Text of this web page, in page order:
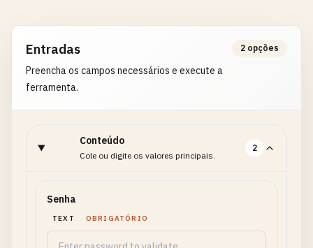
Entradas
Preencha os campos necessários e execute a
ferramenta.
2 opções
Conteúdo
Cole ou digite os valores principais.
2
Senha
TEXT OBRIGATÓRIO